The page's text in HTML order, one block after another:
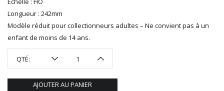
PN SUD MODELISME
PREISER
PRINCE AUGUST
R37
REDUTEX
REE
RÉGIONS ET COMPAGNIES
Longueur : 242mm
Modèle réduit pour collectionneurs adultes – Ne convient pas à un
enfant de moins de 14 ans.
QTÉ:
AJOUTER AU PANIER